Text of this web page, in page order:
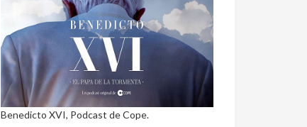
Benedicto XVI, Podcast de Cope.